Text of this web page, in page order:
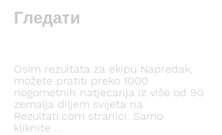
Гледати
Osim rezultata za ekipu Napredak,
možete pratiti preko 1000
nogometnih natjecanja iz više od 90
zemalja diljem svijeta na
Rezultati.com stranici. Samo
kliknite ...